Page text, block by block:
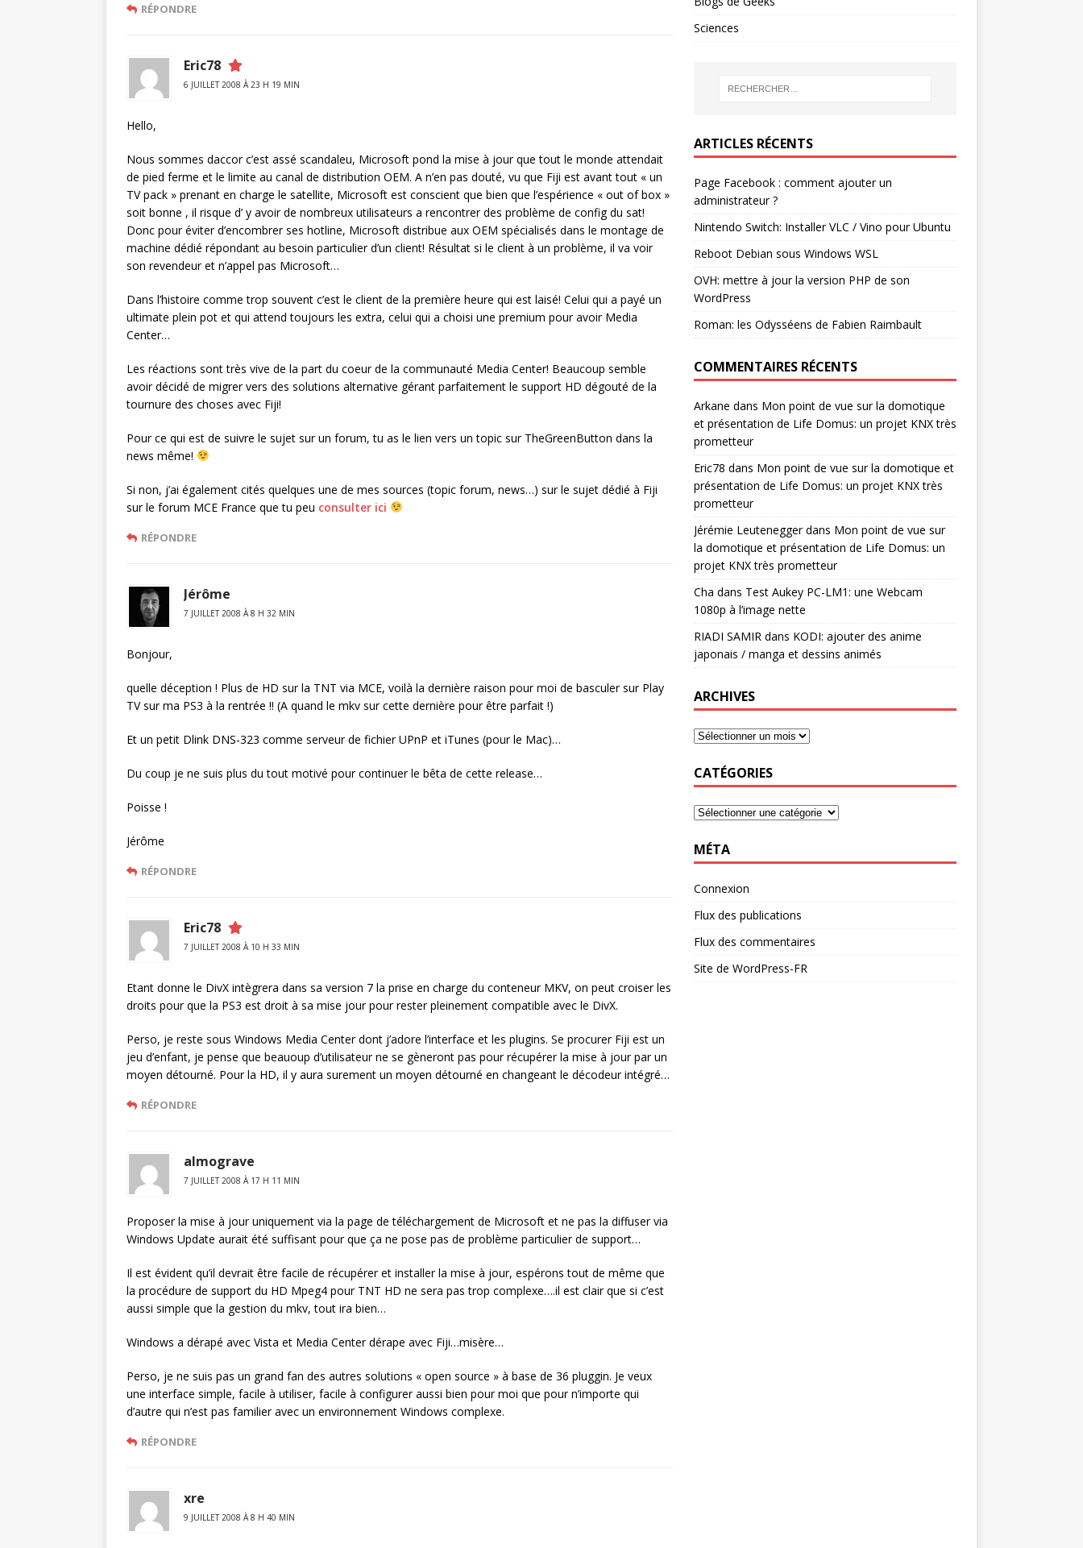
RÉPONDRE
Eric78
6 JUILLET 2008 À 23 H 19 MIN
Hello,
Nous sommes daccor c’est assé scandaleu, Microsoft pond la mise à jour que tout le monde attendait
de pied ferme et le limite au canal de distribution OEM. A n’en pas douté, vu que Fiji est avant tout « un
TV pack » prenant en charge le satellite, Microsoft est conscient que bien que l’espérience « out of box »
soit bonne , il risque d’ y avoir de nombreux utilisateurs a rencontrer des problème de config du sat!
Donc pour éviter d’encombrer ses hotline, Microsoft distribue aux OEM spécialisés dans le montage de
machine dédié répondant au besoin particulier d’un client! Résultat si le client à un problème, il va voir
son revendeur et n’appel pas Microsoft…
Dans l’histoire comme trop souvent c’est le client de la première heure qui est laisé! Celui qui a payé un
ultimate plein pot et qui attend toujours les extra, celui qui a choisi une premium pour avoir Media
Center…
Les réactions sont très vive de la part du coeur de la communauté Media Center! Beaucoup semble
avoir décidé de migrer vers des solutions alternative gérant parfaitement le support HD dégouté de la
tournure des choses avec Fiji!
Pour ce qui est de suivre le sujet sur un forum, tu as le lien vers un topic sur TheGreenButton dans la
news même!
Si non, j’ai également cités quelques une de mes sources (topic forum, news…) sur le sujet dédié à Fiji
sur le forum MCE France que tu peu consulter ici
RÉPONDRE
Jérôme
7 JUILLET 2008 À 8 H 32 MIN
Bonjour,
quelle déception ! Plus de HD sur la TNT via MCE, voilà la dernière raison pour moi de basculer sur Play
TV sur ma PS3 à la rentrée !! (A quand le mkv sur cette dernière pour être parfait !)
Et un petit Dlink DNS-323 comme serveur de fichier UPnP et iTunes (pour le Mac)…
Du coup je ne suis plus du tout motivé pour continuer le bêta de cette release…
Poisse !
Jérôme
RÉPONDRE
Eric78
7 JUILLET 2008 À 10 H 33 MIN
Etant donne le DivX intègrera dans sa version 7 la prise en charge du conteneur MKV, on peut croiser les
droits pour que la PS3 est droit à sa mise jour pour rester pleinement compatible avec le DivX.
Perso, je reste sous Windows Media Center dont j’adore l’interface et les plugins. Se procurer Fiji est un
jeu d’enfant, je pense que beauoup d’utilisateur ne se gèneront pas pour récupérer la mise à jour par un
moyen détourné. Pour la HD, il y aura surement un moyen détourné en changeant le décodeur intégré…
RÉPONDRE
almograve
7 JUILLET 2008 À 17 H 11 MIN
Proposer la mise à jour uniquement via la page de téléchargement de Microsoft et ne pas la diffuser via
Windows Update aurait été suffisant pour que ça ne pose pas de problème particulier de support…
Il est évident qu’il devrait être facile de récupérer et installer la mise à jour, espérons tout de même que
la procédure de support du HD Mpeg4 pour TNT HD ne sera pas trop complexe….il est clair que si c’est
aussi simple que la gestion du mkv, tout ira bien…
Windows a dérapé avec Vista et Media Center dérape avec Fiji…misère…
Perso, je ne suis pas un grand fan des autres solutions « open source » à base de 36 pluggin. Je veux
une interface simple, facile à utiliser, facile à configurer aussi bien pour moi que pour n’importe qui
d’autre qui n’est pas familier avec un environnement Windows complexe.
RÉPONDRE
xre
9 JUILLET 2008 À 8 H 40 MIN
Sciences
ARTICLES RÉCENTS
Page Facebook : comment ajouter un
administrateur ?
Nintendo Switch: Installer VLC / Vino pour Ubuntu
Reboot Debian sous Windows WSL
OVH: mettre à jour la version PHP de son
WordPress
Roman: les Odysséens de Fabien Raimbault
COMMENTAIRES RÉCENTS
Arkane dans Mon point de vue sur la domotique
et présentation de Life Domus: un projet KNX très
prometteur
Eric78 dans Mon point de vue sur la domotique et
présentation de Life Domus: un projet KNX très
prometteur
Jérémie Leuteneggerdans Mon point de vue sur
la domotique et présentation de Life Domus: un
projet KNX très prometteur
Cha dans Test Aukey PC-LM1: une Webcam
1080p à l’image nette
RIADI SAMIRdans KODI: ajouter des anime
japonais / manga et dessins animés
ARCHIVES
CATÉGORIES
MÉTA
Connexion
Flux des publications
Flux des commentaires
Site de WordPress-FR